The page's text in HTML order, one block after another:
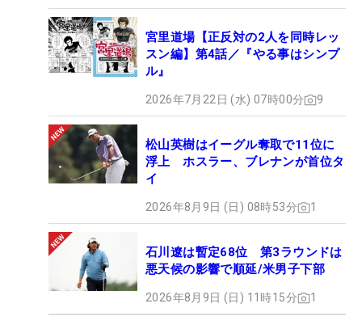
宮里道場【正反対の2人を同時レッ
スン編】第4話／『やる事はシンプ
ル』
2026年7月22日 (水) 07時00分 9
松山英樹はイーグル奪取で11位に
浮上 ホスラー、ブレナンが首位タ
イ
2026年8月9日 (日) 08時53分 1
石川遼は暫定68位 第3ラウンドは
悪天候の影響で順延/米男子下部
2026年8月9日 (日) 11時15分 1